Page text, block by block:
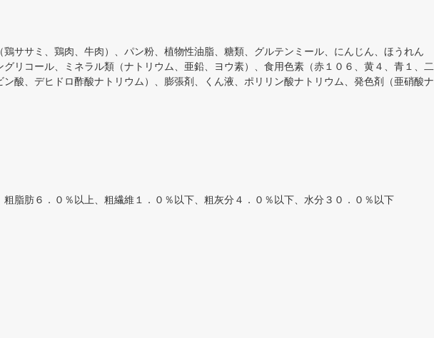
ササミ、鶏肉、牛肉）、パン粉、植物性油脂、糖類、グルテンミール、にんじん、ほうれん
リコール、ミネラル類（ナトリウム、亜鉛、ヨウ素）、食用色素（赤１０６、黄４、青１、二
酸、デヒドロ酢酸ナトリウム）、膨張剤、くん液、ポリリン酸ナトリウム、発色剤（亜硝酸ナ
脂肪６．０％以上、粗繊維１．０％以下、粗灰分４．０％以下、水分３０．０％以下